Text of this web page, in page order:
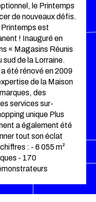
le Printemps
de nouveaux défis.
est
! Inauguré en
« Magasins Réunis
sud de la Lorraine.
été rénové en 2009
de la Maison
des
services sur-
unique Plus
a également été
tout son éclat
: - 6 055 m²
- 170